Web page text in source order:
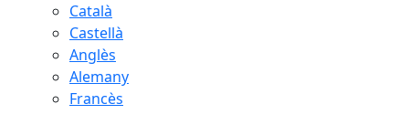
Català
Castellà
Anglès
Alemany
Francès